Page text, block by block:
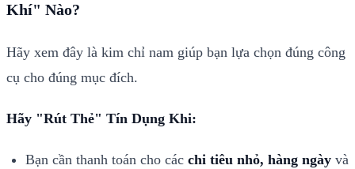
Khí" Nào?
Hãy xem đây là kim chỉ nam giúp bạn lựa chọn đúng công
cụ cho đúng mục đích.
Hãy "Rút Thẻ" Tín Dụng Khi:
Bạn cần thanh toán cho các chi tiêu nhỏ, hàng ngày và